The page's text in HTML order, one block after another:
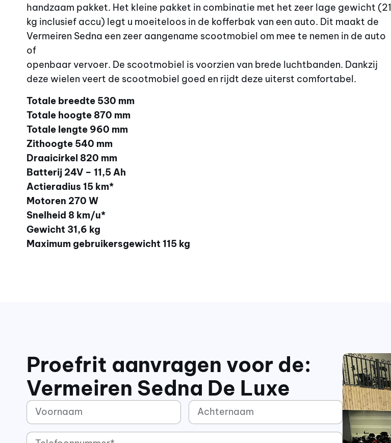
handzaam pakket. Het kleine pakket in combinatie met het zeer lage gewicht (21
kg inclusief accu) legt u moeiteloos in de kofferbak van een auto. Dit maakt de
Vermeiren Sedna een zeer aangename scootmobiel om mee te nemen in de auto
of
openbaar vervoer. De scootmobiel is voorzien van brede luchtbanden. Dankzij
deze wielen veert de scootmobiel goed en rijdt deze uiterst comfortabel.
Totale breedte 530 mm
Totale hoogte 870 mm
Totale lengte 960 mm
Zithoogte 540 mm
Draaicirkel 820 mm
Batterij 24V – 11,5 Ah
Actieradius 15 km*
Motoren 270 W
Snelheid 8 km/u*
Gewicht 31,6 kg
Maximum gebruikersgewicht 115 kg
Proefrit aanvragen voor de:
Vermeiren Sedna De Luxe